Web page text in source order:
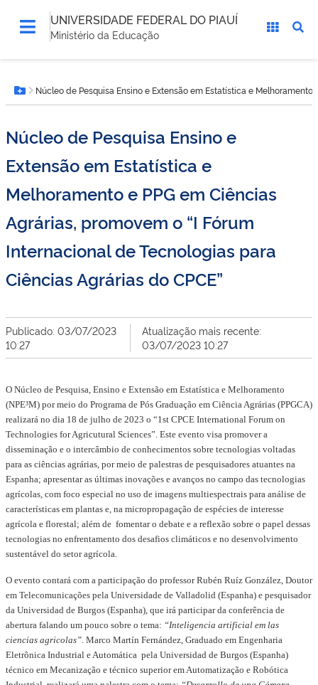
UNIVERSIDADE FEDERAL DO PIAUÍ
Ministério da Educação
está
aqui:Botão Menu
Núcleo de Pesquisa Ensino e Extensão em Estatística e
Núcleo de Pesquisa Ensino e
Extensão em Estatística e
Melhoramento e PPG em Ciências
Agrárias, promovem o “I Fórum
Internacional de Tecnologias para
Ciências Agrárias do CPCE”
Publicado: 03/07/2023
10:27
Atualização mais recente:
03/07/2023 10:27
O Núcleo de Pesquisa, Ensino e Extensão em Estatística e Melhoramento
(NPE³M) por meio do Programa de Pós Graduação em Ciência Agrárias (PPGCA)
realizará no dia 18 de julho de 2023 o “1st CPCE International Forum on
Technologies for Agricutural Sciences”. Este evento visa promover a
disseminação e o intercâmbio de conhecimentos sobre tecnologias voltadas
para as ciências agrárias, por meio de palestras de pesquisadores atuantes na
Espanha; apresentar as últimas inovações e avanços no campo das tecnologias
agrícolas, com foco especial no uso de imagens multiespectrais para análise de
características em plantas e, na micropropagação de espécies de interesse
agrícola e florestal; além de fomentar o debate e a reflexão sobre o papel dessas
tecnologias no enfrentamento dos desafios climáticos e no desenvolvimento
sustentável do setor agrícola.
O evento contará com a participação do professor Rubén Ruíz González, Doutor
em Telecomunicações pela Universidade de Valladolid (Espanha) e pesquisador
da Universidad de Burgos (Espanha), que irá participar da conferência de
abertura falando um pouco sobre o tema: “Inteligencia artificial em las
ciencias agricolas”. Marco Martín Fernández, Graduado em Engenharia
Eletrônica Industrial e Automática pela Universidad de Burgos (Espanha)
técnico em Mecanização e técnico superior em Automatização e Robótica